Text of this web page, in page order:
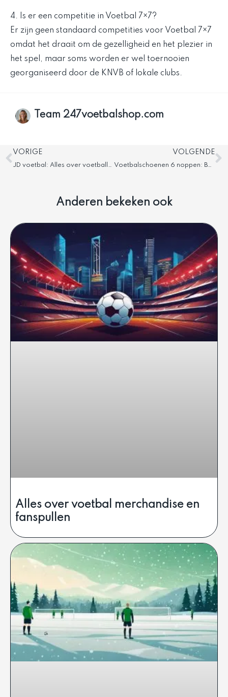
4. Is er een competitie in Voetbal 7×7?
Er zijn geen standaard competities voor Voetbal 7×7
omdat het draait om de gezelligheid en het plezier in
het spel, maar soms worden er wel toernooien
georganiseerd door de KNVB of lokale clubs.
Team 247voetbalshop.com
Vorige
VORIGE
JD voetbal: Alles over voetballen bij JD Sports
VOLGENDE
Voetbalschoenen 6 noppen: Beste keuzes
Anderen bekeken ook
Alles over voetbal merchandise en
fanspullen